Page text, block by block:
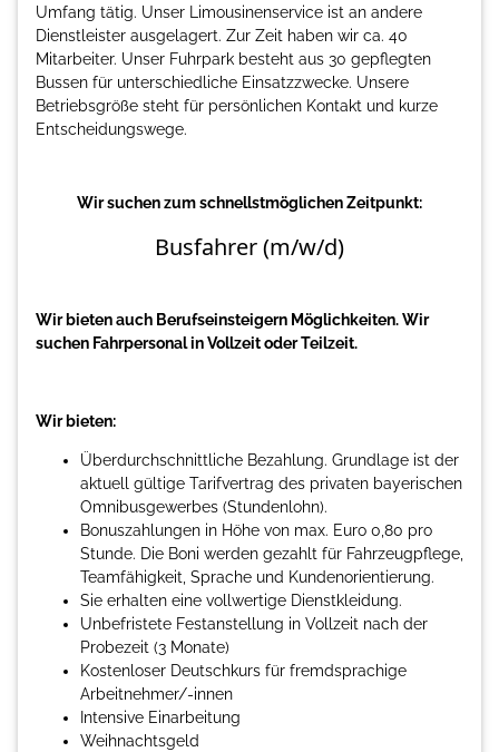
Umfang tätig. Unser Limousinenservice ist an andere
Dienstleister ausgelagert. Zur Zeit haben wir ca. 40
Mitarbeiter. Unser Fuhrpark besteht aus 30 gepflegten
Bussen für unterschiedliche Einsatzzwecke. Unsere
Betriebsgröße steht für persönlichen Kontakt und kurze
Entscheidungswege.
Wir suchen zum schnellstmöglichen Zeitpunkt:
Busfahrer (m/w/d)
Wir bieten auch Berufseinsteigern Möglichkeiten. Wir
suchen Fahrpersonal in Vollzeit oder Teilzeit.
Wir bieten:
Überdurchschnittliche Bezahlung. Grundlage ist der
aktuell gültige Tarifvertrag des privaten bayerischen
Omnibusgewerbes (Stundenlohn).
Bonuszahlungen in Höhe von max. Euro 0,80 pro
Stunde. Die Boni werden gezahlt für Fahrzeugpflege,
Teamfähigkeit, Sprache und Kundenorientierung.
Sie erhalten eine vollwertige Dienstkleidung.
Unbefristete Festanstellung in Vollzeit nach der
Probezeit (3 Monate)
Kostenloser Deutschkurs für fremdsprachige
Arbeitnehmer/-innen
Intensive Einarbeitung
Weihnachtsgeld